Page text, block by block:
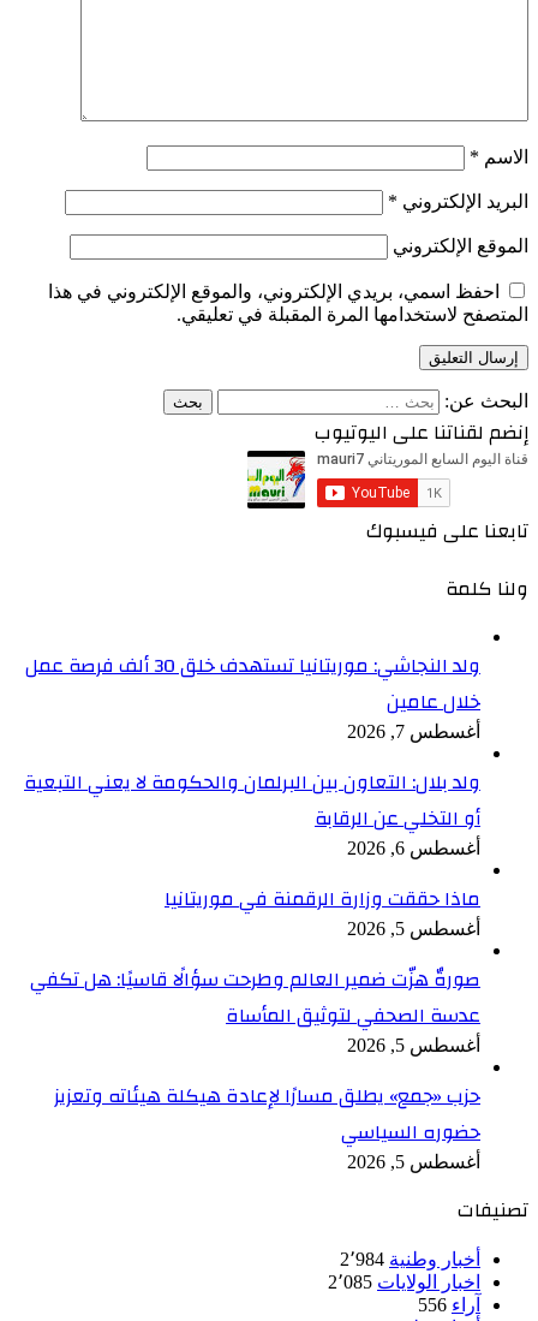
الاسم *
البريد الإلكتروني *
الموقع الإلكتروني
احفظ اسمي، بريدي الإلكتروني، والموقع الإلكتروني في هذا
المتصفح لاستخدامها المرة المقبلة في تعليقي.
البحث عن:
إنضم لقناتنا على اليوتيوب
تابعنا على فيسبوك
ولنا كلمة
ولد النجاشي: موريتانيا تستهدف خلق 30 ألف فرصة عمل
خلال عامين
أغسطس 7, 2026
ولد بلال: التعاون بين البرلمان والحكومة لا يعني التبعية
أو التخلي عن الرقابة
أغسطس 6, 2026
ماذا حققت وزارة الرقمنة في موريتانيا
أغسطس 5, 2026
صورةٌ هزّت ضمير العالم وطرحت سؤالًا قاسيًا: هل تكفي
عدسة الصحفي لتوثيق المأساة
أغسطس 5, 2026
حزب «جمع» يطلق مسارًا لإعادة هيكلة هيئاته وتعزيز
حضوره السياسي
أغسطس 5, 2026
تصنيفات
أخبار وطنية 2٬984
اخبار الولايات 2٬085
آراء 556